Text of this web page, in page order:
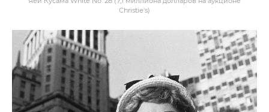
Christie's)